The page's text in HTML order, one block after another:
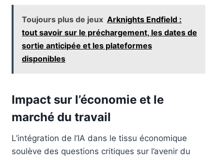
Toujours plus de jeux Arknights Endfield :
tout savoir sur le préchargement, les dates de
sortie anticipée et les plateformes
disponibles
Impact sur l’économie et le
marché du travail
L’intégration de l’IA dans le tissu économique
soulève des questions critiques sur l’avenir du